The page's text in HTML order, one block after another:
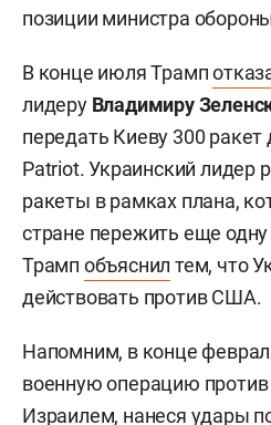
Белый дом и Пентагон
публикации The
Пресс-секретарь Белого
назвала материал «на 100
фейковыми новостями» и
полностью доверял
ПентагонаШон Парнелл
газеты, назвав
запасов вооружений,
В конце июля Трамп
лидеруВладимиру